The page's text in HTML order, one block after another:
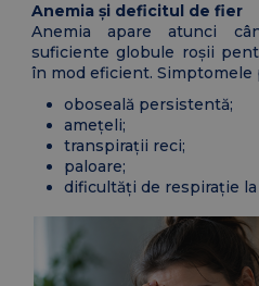
Anemia și deficitul de fier
Anemia apare atunci
suficiente globule roșii
în mod eficient. Simptomele
oboseală persistentă;
amețeli;
transpirații reci;
paloare;
dificultăți de respirație